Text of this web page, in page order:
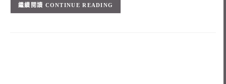
CONTINUE READING